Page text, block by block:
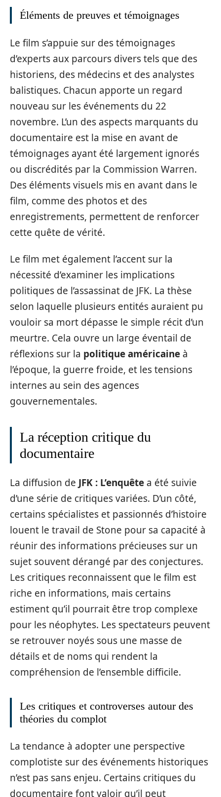
Éléments de preuves et témoignages
Le film s’appuie sur des témoignages
d’experts aux parcours divers tels que des
historiens, des médecins et des analystes
balistiques. Chacun apporte un regard
nouveau sur les événements du 22
novembre. L’un des aspects marquants du
documentaire est la mise en avant de
témoignages ayant été largement ignorés
ou discrédités par la Commission Warren.
Des éléments visuels mis en avant dans le
film, comme des photos et des
enregistrements, permettent de renforcer
cette quête de vérité.
Le film met également l’accent sur la
nécessité d’examiner les implications
politiques de l’assassinat de JFK. La thèse
selon laquelle plusieurs entités auraient pu
vouloir sa mort dépasse le simple récit d’un
meurtre. Cela ouvre un large éventail de
réflexions sur la politique américaine à
l’époque, la guerre froide, et les tensions
internes au sein des agences
gouvernementales.
La réception critique du
documentaire
La diffusion de JFK : L’enquête a été suivie
d’une série de critiques variées. D’un côté,
certains spécialistes et passionnés d’histoire
louent le travail de Stone pour sa capacité à
réunir des informations précieuses sur un
sujet souvent dérangé par des conjectures.
Les critiques reconnaissent que le film est
riche en informations, mais certains
estiment qu’il pourrait être trop complexe
pour les néophytes. Les spectateurs peuvent
se retrouver noyés sous une masse de
détails et de noms qui rendent la
compréhension de l’ensemble difficile.
Les critiques et controverses autour des
théories du complot
La tendance à adopter une perspective
complotiste sur des événements historiques
n’est pas sans enjeu. Certains critiques du
documentaire font valoir qu’il peut